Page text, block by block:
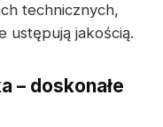
technicznych,
ustępują jakością.
– doskonałe